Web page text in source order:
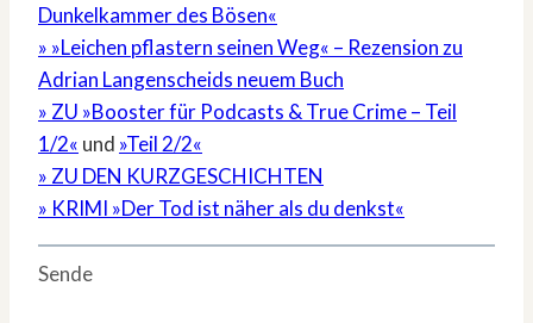
Dunkelkammer des Bösen«
» »Leichen pflastern seinen Weg« – Rezension zu
Adrian Langenscheids neuem Buch
» ZU »Booster für Podcasts & True Crime – Teil
1/2« und »Teil 2/2«
» ZU DEN KURZGESCHICHTEN
» KRIMI »Der Tod ist näher als du denkst«
Sende